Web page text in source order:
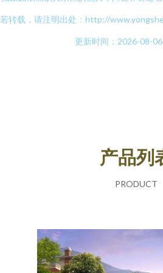
转载，请注明出处：http://
更新时间：2026-08-
产品列
PRODUCT